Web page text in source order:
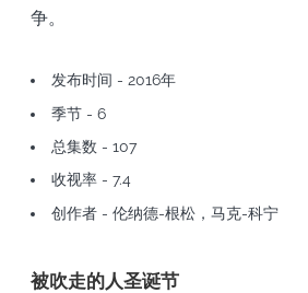
争。
发布时间 - 2016年
季节 - 6
总集数 - 107
收视率 - 7.4
创作者 - 伦纳德-根松，马克-科宁
被吹走的人圣诞节